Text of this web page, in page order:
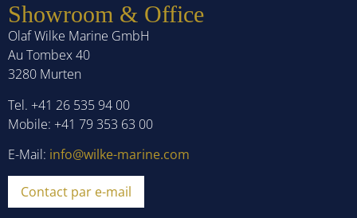
Showroom & Office
Olaf Wilke Marine GmbH
Au Tombex 40
3280 Murten
Tel. +41 26 535 94 00
Mobile: +41 79 353 63 00
E-Mail: info@wilke-marine.com
Contact par e-mail